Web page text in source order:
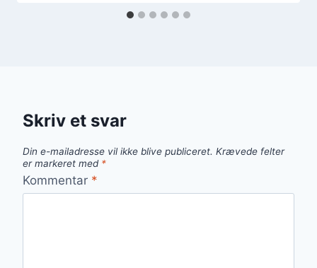
Skriv et svar
Din e-mailadresse vil ikke blive publiceret. Krævede felter
er markeret med *
Kommentar *